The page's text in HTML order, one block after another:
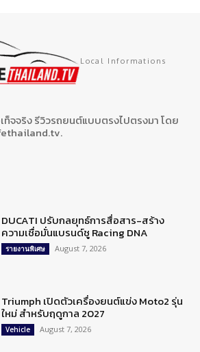
Local Informations
เท็จจริง รีวิวรถยนต์แบบตรงไปตรงมา โดย
DUCATI ปรับกลยุทธ์การสื่อสาร-สร้าง
ความเชื่อมั่นแบรนด์ชู Racing DNA
รายงานพิเศษ August 7, 2026
Triumph เปิดตัวเครื่องยนต์แข่ง Moto2 รุ่น
ใหม่ สำหรับฤดูกาล 2027
Vehicle August 7, 2026